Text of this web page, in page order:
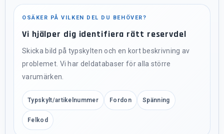
OSÄKER PÅ VILKEN DEL DU BEHÖVER?
Vi hjälper dig identifiera rätt reservdel
Skicka bild på typskylten och en kort beskrivning av
problemet. Vi har deldatabaser för alla större
varumärken.
Typskylt/artikelnummer Fordon Spänning
Felkod